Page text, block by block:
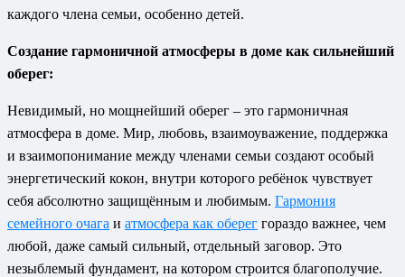
каждого члена семьи, особенно детей.
Создание гармоничной атмосферы в доме как сильнейший
оберег:
Невидимый, но мощнейший оберег – это гармоничная
атмосфера в доме. Мир, любовь, взаимоуважение, поддержка
и взаимопонимание между членами семьи создают особый
энергетический кокон, внутри которого ребёнок чувствует
себя абсолютно защищённым и любимым. Гармония
семейного очага и атмосфера как оберег гораздо важнее, чем
любой, даже самый сильный, отдельный заговор. Это
незыблемый фундамент, на котором строится благополучие.